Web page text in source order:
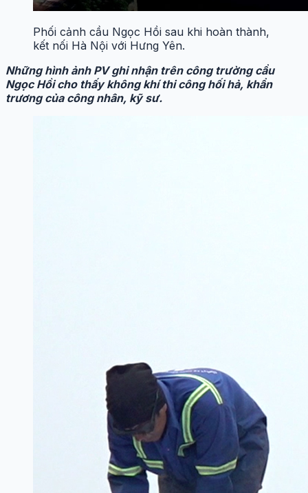
Phối cảnh cầu Ngọc Hồi sau khi hoàn thành,
kết nối Hà Nội với Hưng Yên.
Những hình ảnh PV ghi nhận trên công trường cầu
Ngọc Hồi cho thấy không khí thi công hối hả, khẩn
trương của công nhân, kỹ sư.